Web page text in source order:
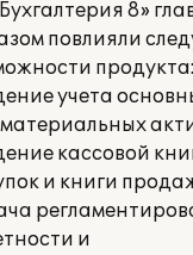
8»
повлияли
продукта:
учета
кассовой
и книги
и